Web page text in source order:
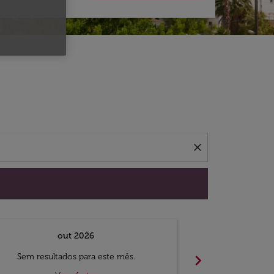
close
out 2026
Sem resultados para este mês.
chevron_right